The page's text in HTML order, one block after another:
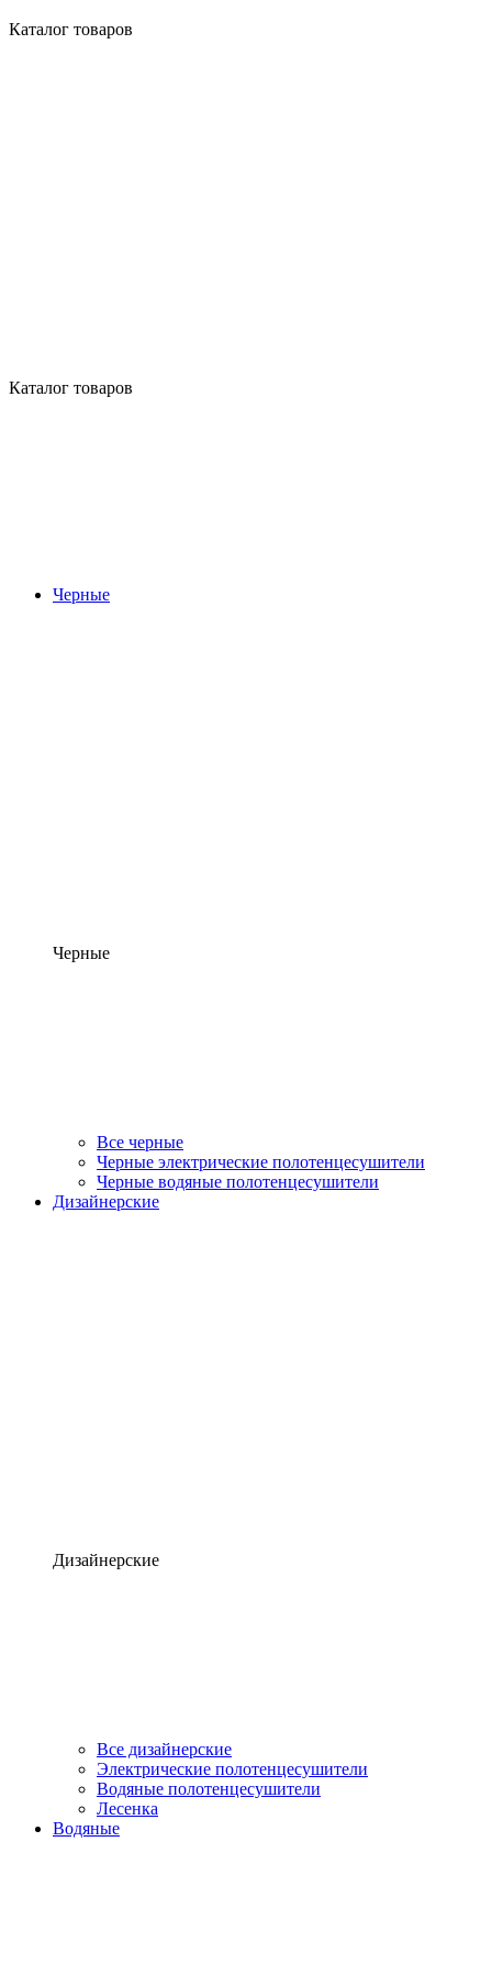
Каталог товаров
Каталог товаров
Черные
Черные
Все черные
Черные электрические полотенцесушители
Черные водяные полотенцесушители
Дизайнерские
Дизайнерские
Все дизайнерские
Электрические полотенцесушители
Водяные полотенцесушители
Лесенка
Водяные